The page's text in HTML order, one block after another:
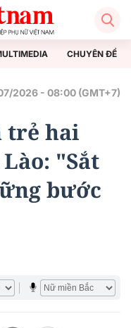
CHUYÊN ĐỀ
2026 - 08:00 (GMT+7)
trẻ hai
"Sắt
bước